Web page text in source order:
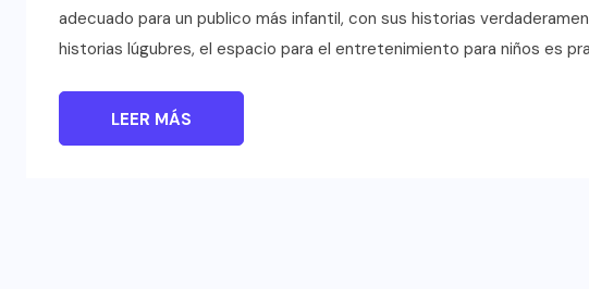
adecuado para un publico más infantil, con sus historias
historias lúgubres, el espacio para el entretenimiento para niños es
LEER MÁS